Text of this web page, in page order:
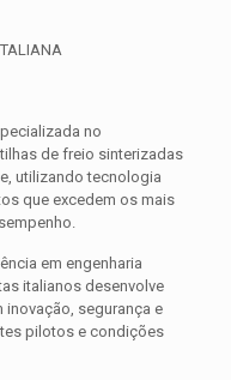
no
de freio sinterizadas
utilizando tecnologia
que excedem os mais
em engenharia
italianos desenvolve
segurança e
pilotos e condições